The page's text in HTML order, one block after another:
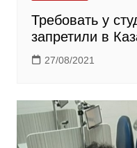
Требовать у
запретили в
27/08/2021